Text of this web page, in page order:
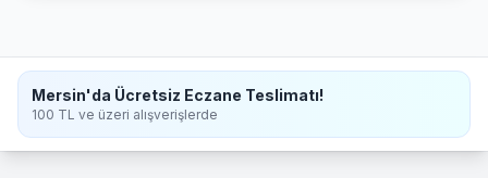
Mersin'da Ücretsiz Eczane Teslimatı!
100 TL ve üzeri alışverişlerde